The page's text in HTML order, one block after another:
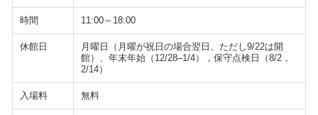
時間 11:00～18:00
休館日
月曜日（月曜が祝日の場合翌日、ただし9/22は開
館）、年末年始（12/28–1/4），保守点検日（8/2，
2/14）
入場料 無料